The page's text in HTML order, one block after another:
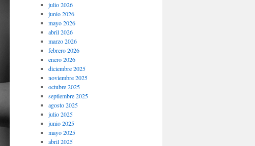
julio 2026
junio 2026
mayo 2026
abril 2026
marzo 2026
febrero 2026
enero 2026
diciembre 2025
noviembre 2025
octubre 2025
septiembre 2025
agosto 2025
julio 2025
junio 2025
mayo 2025
abril 2025